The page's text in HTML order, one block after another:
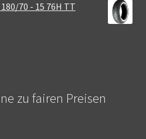
70 - 15 76H TT
zu fairen Preisen